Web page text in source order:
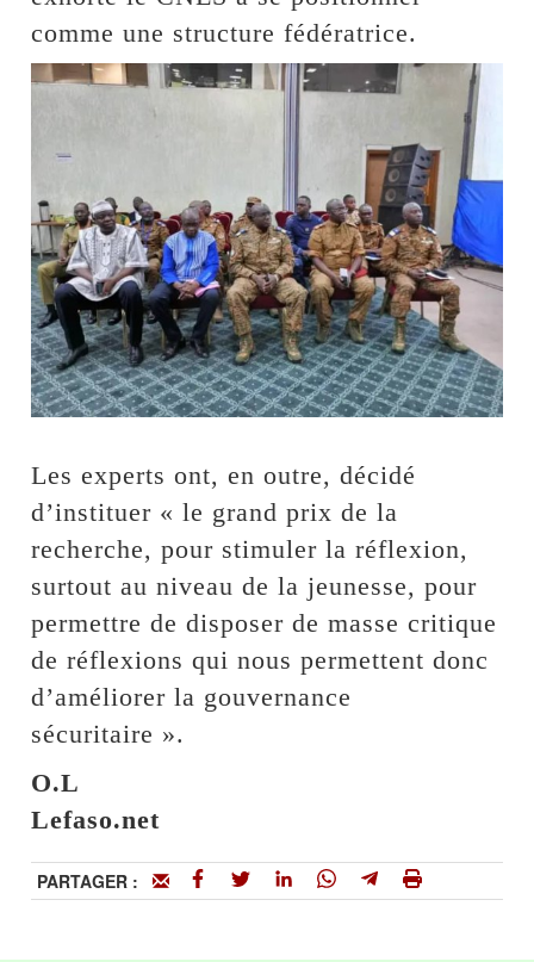
comme une structure fédératrice.
Les experts ont, en outre, décidé
d’instituer « le grand prix de la
recherche, pour stimuler la réflexion,
surtout au niveau de la jeunesse, pour
permettre de disposer de masse critique
de réflexions qui nous permettent donc
d’améliorer la gouvernance
sécuritaire ».
O.L
Lefaso.net
PARTAGER :